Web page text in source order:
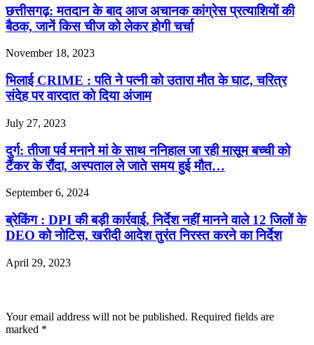
छत्तीसगढ़: मतदान के बाद आज अचानक कांग्रेस प्रत्याशियों की
बैठक, जानें किस चीज को लेकर होगी चर्चा
November 18, 2023
भिलाई CRIME : पति ने पत्नी को उतारा मौत के घाट, चरित्र
संदेह पर वारदात को दिया अंजाम
July 27, 2023
दुर्ग: तीजा पर्व मनाने मां के साथ ननिहाल जा रही मासूम बच्ची को
टैंकर के रौंदा, अस्पताल ले जाते समय हुई मौत…
September 6, 2024
ब्रेकिंग : DPI की बड़ी कार्रवाई, निर्देश नहीं मानने वाले 12 जिलों के
DEO को नोटिस, खरीदी आदेश तुरंत निरस्त करने का निर्देश
April 29, 2023
Your email address will not be published. Required fields are
marked *